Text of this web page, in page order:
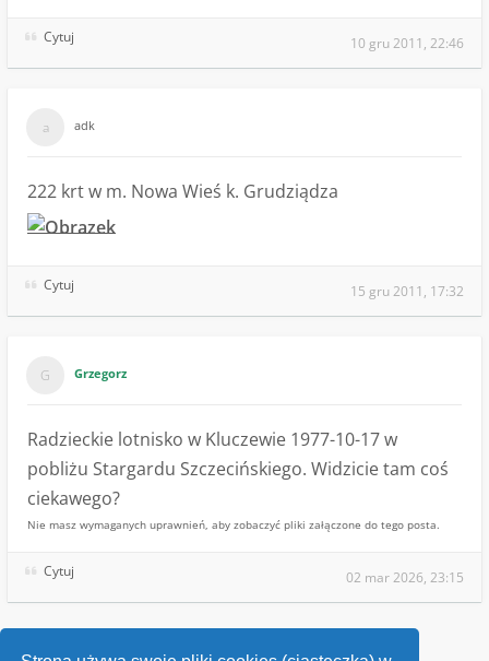
Cytuj 10 gru 2011, 22:46
adk
222 krt w m. Nowa Wieś k. Grudziądza
Cytuj 15 gru 2011, 17:32
Grzegorz
Radzieckie lotnisko w Kluczewie 1977-10-17 w
pobliżu Stargardu Szczecińskiego. Widzicie tam coś
ciekawego?
Nie masz wymaganych uprawnień, aby zobaczyć pliki załączone do tego posta.
Cytuj 02 mar 2026, 23:15
1 … 22 23 24 25